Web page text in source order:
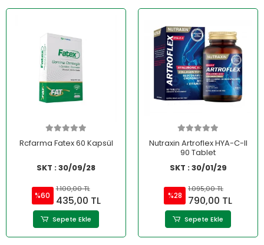
Rcfarma Fatex 60 Kapsül
SKT : 30/09/28
%60
1.100,00 TL
435,00 TL
Sepete Ekle
Nutraxin Artroflex HYA-C-II
90 Tablet
SKT : 30/01/29
%28
1.095,00 TL
790,00 TL
Sepete Ekle